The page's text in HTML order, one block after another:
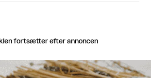
fortsætter efter annoncen